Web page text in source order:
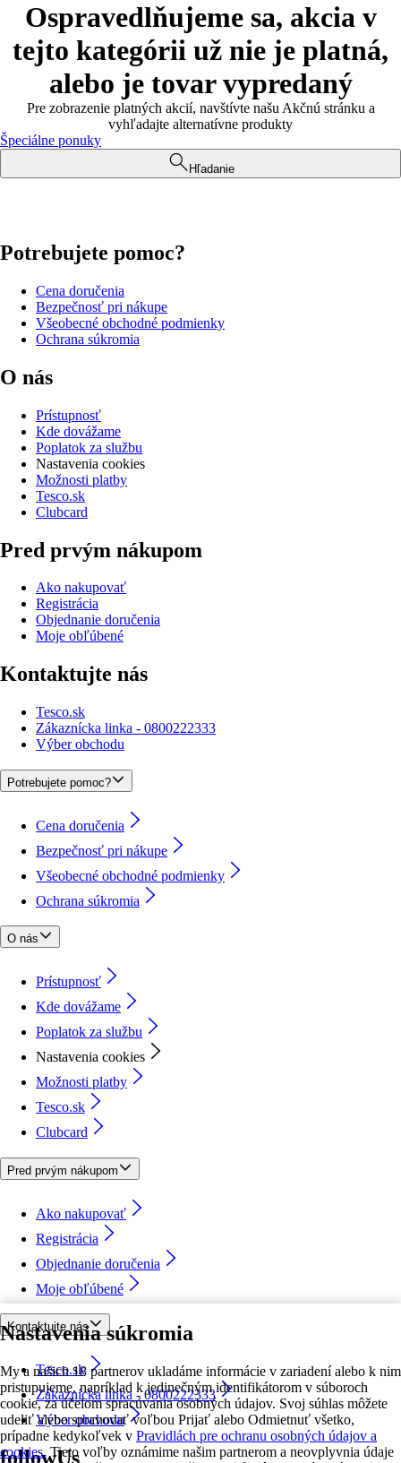
Nastavenia súkromia
My a našich 18 partnerov ukladáme informácie v zariadení alebo k nim
pristupujeme, napríklad k jedinečným identifikátorom v súboroch
cookie, za účelom spracúvania osobných údajov. Svoj súhlas môžete
udeliť alebo spravovať voľbou Prijať alebo Odmietnuť všetko,
prípadne kedykoľvek v Pravidlách pre ochranu osobných údajov a
cookies. Tieto voľby oznámime našim partnerom a neovplyvnia údaje
Ospravedlňujeme sa, akcia v
tejto kategórii už nie je platná,
alebo je tovar vypredaný
Pre zobrazenie platných akcií, navštívte našu Akčnú stránku a
vyhľadajte alternatívne produkty
Špeciálne ponuky
Hľadanie
Potrebujete pomoc?
Cena doručenia
Bezpečnosť pri nákupe
Všeobecné obchodné podmienky
Ochrana súkromia
O nás
Prístupnosť
Kde dovážame
Poplatok za službu
Nastavenia cookies
Možnosti platby
Tesco.sk
Clubcard
Pred prvým nákupom
Ako nakupovať
Registrácia
Objednanie doručenia
Moje obľúbené
Kontaktujte nás
Tesco.sk
Zákaznícka linka - 0800222333
Výber obchodu
Potrebujete pomoc?
Cena doručenia
Bezpečnosť pri nákupe
Všeobecné obchodné podmienky
Ochrana súkromia
O nás
Prístupnosť
Kde dovážame
Poplatok za službu
Nastavenia cookies
Možnosti platby
Tesco.sk
Clubcard
Pred prvým nákupom
Ako nakupovať
Registrácia
Objednanie doručenia
Moje obľúbené
Kontaktujte nás
Tesco.sk
Zákaznícka linka - 0800222333
Výber obchodu
followUs